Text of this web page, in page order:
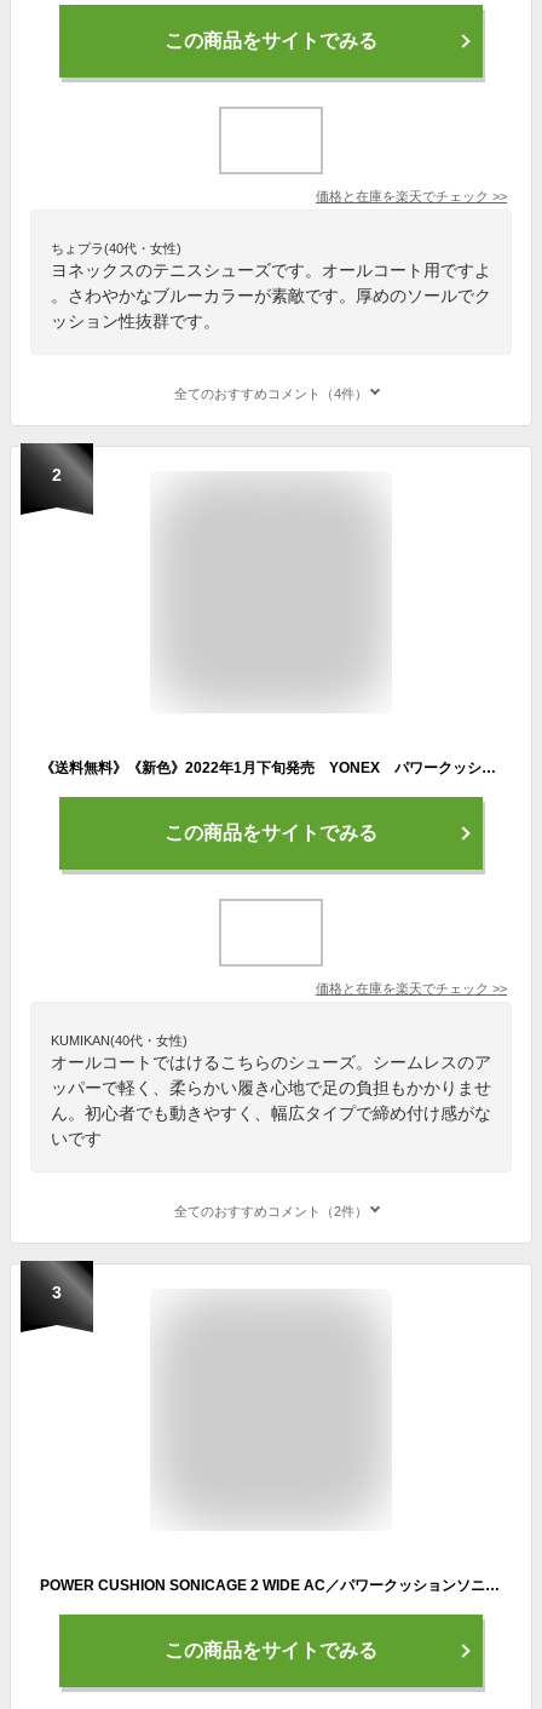
この商品をサイトでみる
価格と在庫を楽天でチェック >>
ちょプラ(40代・女性)
ヨネックスのテニスシューズです。オールコート用ですよ
。さわやかなブルーカラーが素敵です。厚めのソールでク
ッション性抜群です。
全てのおすすめコメント（4件）
2
《送料無料》《新色》2022年1月下旬発売 YONEX パワークッションチーム AC SHTTAC ヨネックス テニスシューズ オールコート用
この商品をサイトでみる
価格と在庫を楽天でチェック >>
KUMIKAN(40代・女性)
オールコートではけるこちらのシューズ。シームレスのア
ッパーで軽く、柔らかい履き心地で足の負担もかかりませ
ん。初心者でも動きやすく、幅広タイプで締め付け感がな
いです
全てのおすすめコメント（2件）
3
POWER CUSHION SONICAGE 2 WIDE AC／パワークッションソニケージ2ワイドAC／ユニセックス（SHTS2WAC）《ヨネックス テニス シューズ》
この商品をサイトでみる